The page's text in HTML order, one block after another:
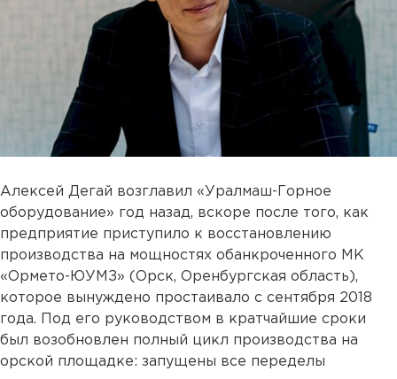
Алексей Дегай возглавил «Уралмаш-Горное
оборудование» год назад, вскоре после того, как
предприятие приступило к восстановлению
производства на мощностях обанкроченного МК
«Ормето-ЮУМЗ» (Орск, Оренбургская область),
которое вынуждено простаивало с сентября 2018
года. Под его руководством в кратчайшие сроки
был возобновлен полный цикл производства на
орской площадке: запущены все переделы